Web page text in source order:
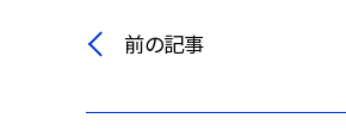
前の記事